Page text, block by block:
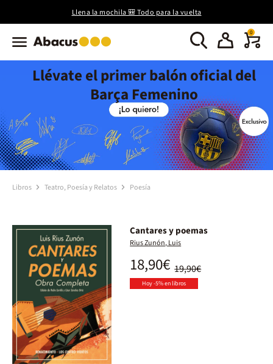
Llena la mochila 🎒 Todo para la vuelta
0
Llévate el primer balón oficial del
Barça Femenino
Libros Teatro, Poesía y Relatos Poesía
Cantares y poemas
Rius Zunón, Luis
19,90€
18,90€
Hoy -5% en libros